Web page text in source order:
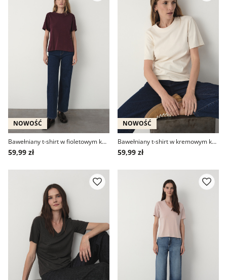
NOWOŚĆ
Bawełniany t-shirt w fioletowym kolorze
59,99 zł
NOWOŚĆ
Bawełniany t-shirt w kremowym kolorze
59,99 zł